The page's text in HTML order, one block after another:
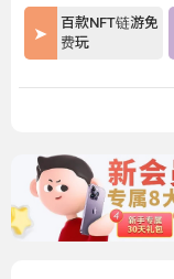
百款NFT链游免
费玩